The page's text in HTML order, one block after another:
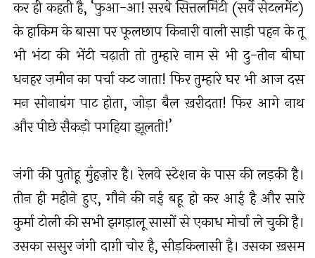
कर ही कहती है, ‘फुआ-आ! सरबे सित्तलर्मिटी (सर्वे सेटलमेंट)
के हाकिम के बासा पर फूलछाप किनारी वाली साड़ी पहन के तू
भी भंटा की भेंटी चढ़ाती तो तुम्हारे नाम से भी दु-तीन बीघा
धनहर ज़मीन का पर्चा कट जाता! फिर तुम्हारे घर भी आज दस
मन सोनाबंग पाट होता, जोड़ा बैल ख़रीदता! फिर आगे नाथ
और पीछे सैकड़ो पगहिया झूलती!’
जंगी की पुतोहू मुँहज़ोर है। रेलवे स्टेशन के पास की लड़की है।
तीन ही महीने हुए, गौने की नई बहू हो कर आई है और सारे
कुर्मा टोली की सभी झगड़ालू सासों से एकाध मोर्चा ले चुकी है।
उसका ससुर जंगी दाग़ी चोर है, सीड़किलासी है। उसका ख़सम